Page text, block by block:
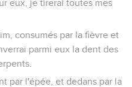
eux, je tirerai toutes mes
consumés par la fièvre et
parmi eux la dent des
par l'épée, et dedans par la